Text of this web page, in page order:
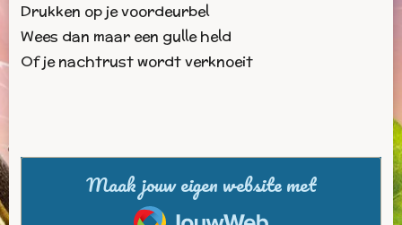
Drukken op je voordeurbel
Wees dan maar een gulle held
Of je nachtrust wordt verknoeit
Maak jouw eigen website met
JouwWeb